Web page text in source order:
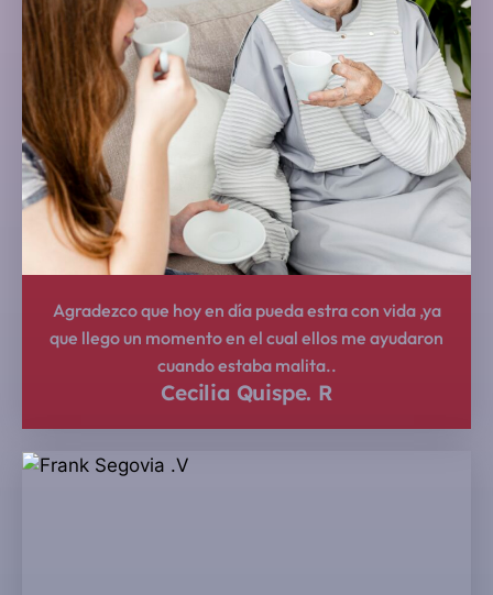
Agradezco que hoy en día pueda estra con vida ,ya
que llego un momento en el cual ellos me ayudaron
cuando estaba malita..
Cecilia Quispe. R